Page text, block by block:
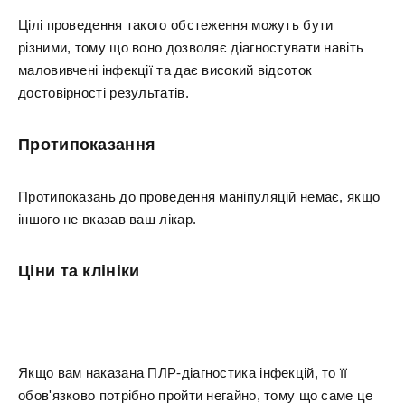
Цілі проведення такого обстеження можуть бути
різними, тому що воно дозволяє діагностувати навіть
маловивчені інфекції та дає високий відсоток
достовірності результатів.
Протипоказання
Протипоказань до проведення маніпуляцій немає, якщо
іншого не вказав ваш лікар.
Ціни та клініки
Якщо вам наказана ПЛР-діагностика інфекцій, то її
обов'язково потрібно пройти негайно, тому що саме це